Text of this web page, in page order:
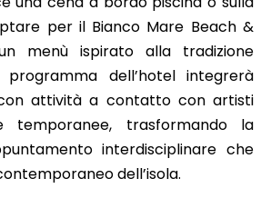
per il Bianco Mare Beach &
menù ispirato alla tradizione
programma dell’hotel integrerà
attività a contatto con artisti
temporanee, trasformando la
interdisciplinare che
dell’isola.